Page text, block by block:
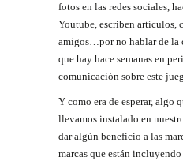
fotos en las redes sociales,
Youtube, escriben artículos,
amigos…por no hablar de la
que hay hace semanas en
comunicación sobre este
Y como era de esperar, algo
llevamos instalado en
dar algún beneficio a las
marcas que están